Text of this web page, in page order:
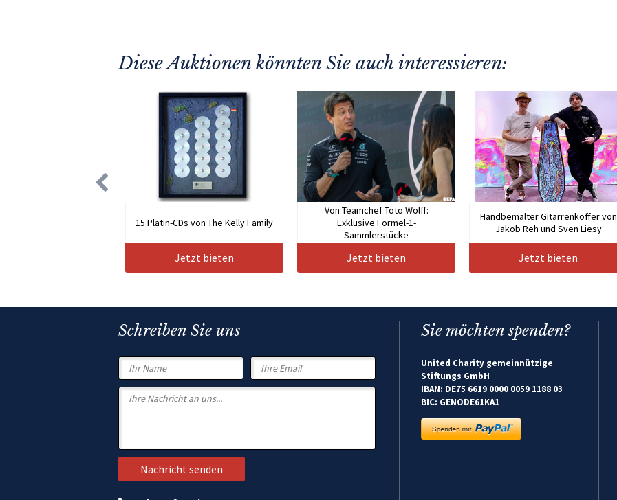
Diese Auktionen könnten Sie auch interessieren:
15 Platin-CDs von The Kelly Family
Jetzt bieten
Von Teamchef Toto Wolff:
Exklusive Formel-1-
Sammlerstücke
Jetzt bieten
Handbemalter Gitarrenkoffer von
Jakob Reh und Sven Liesy
Jetzt bieten
Schreiben Sie uns Sie möchten spenden?
United Charity gemeinnützige
Stiftungs GmbH
IBAN: DE75 6619 0000 0059 1188 03
BIC: GENODE61KA1